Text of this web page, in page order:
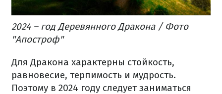
2024 – год Деревянного Дракона / Фото
"Апостроф"
Для Дракона характерны стойкость,
равновесие, терпимость и мудрость.
Поэтому в 2024 году следует заниматься